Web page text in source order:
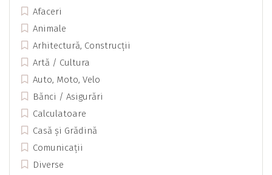
Afaceri
Animale
Arhitectură, Construcții
Artă / Cultura
Auto, Moto, Velo
Bănci / Asigurări
Calculatoare
Casă și Grădină
Comunicații
Diverse